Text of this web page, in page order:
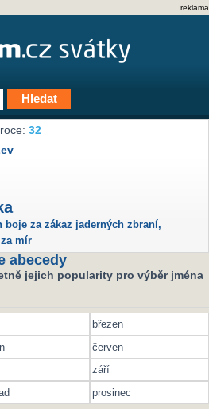
reklama
32
boje za zákaz jaderných zbraní,
mír
abecedy
jejich popularity pro výběr jména
březen
červen
září
prosinec